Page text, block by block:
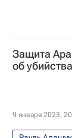
Защита
об
9 января 2023,